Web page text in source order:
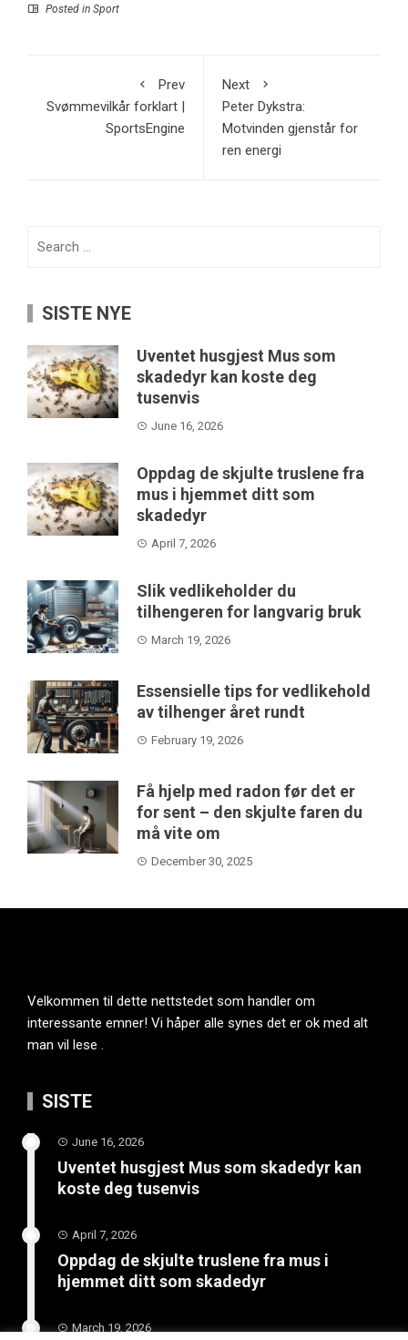
Posted in Sport
Prev
Svømmevilkår forklart |
SportsEngine
Next
Peter Dykstra:
Motvinden gjenstår for
ren energi
SISTE NYE
Uventet husgjest Mus som
skadedyr kan koste deg
tusenvis
June 16, 2026
Oppdag de skjulte truslene fra
mus i hjemmet ditt som
skadedyr
April 7, 2026
Slik vedlikeholder du
tilhengeren for langvarig bruk
March 19, 2026
Essensielle tips for vedlikehold
av tilhenger året rundt
February 19, 2026
Få hjelp med radon før det er
for sent – den skjulte faren du
må vite om
December 30, 2025
Velkommen til dette nettstedet som handler om
interessante emner! Vi håper alle synes det er ok med alt
man vil lese .
SISTE
June 16, 2026
Uventet husgjest Mus som skadedyr kan
koste deg tusenvis
April 7, 2026
Oppdag de skjulte truslene fra mus i
hjemmet ditt som skadedyr
March 19, 2026